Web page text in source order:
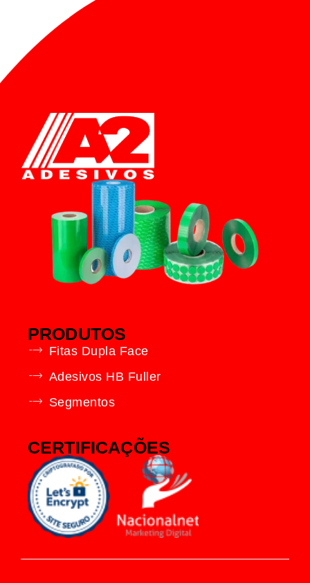
PRODUTOS
Fitas Dupla Face
Adesivos HB Fuller
Segmentos
CERTIFICAÇÕES